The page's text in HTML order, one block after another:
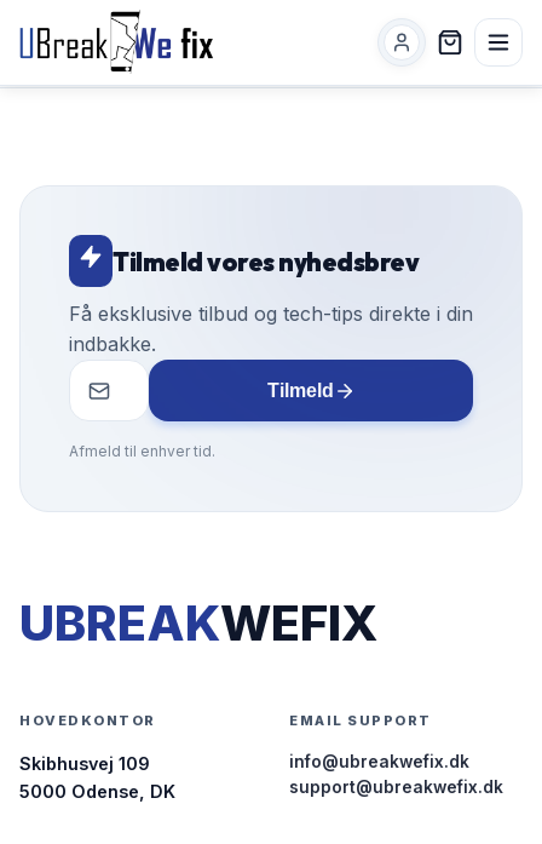
Tilmeld vores nyhedsbrev
Få eksklusive tilbud og tech-tips direkte i din
indbakke.
Tilmeld
Afmeld til enhver tid.
UBREAKWEFIX
HOVEDKONTOR
Skibhusvej 109
5000 Odense, DK
EMAIL SUPPORT
info@ubreakwefix.dk
support@ubreakwefix.dk